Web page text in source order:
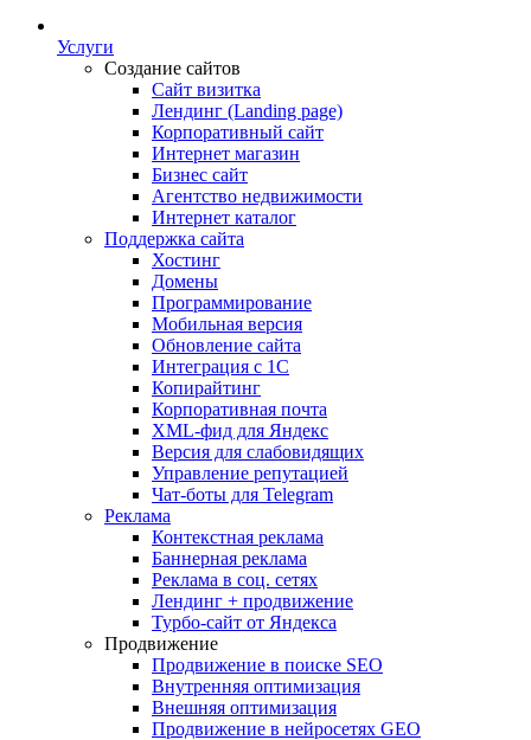
Услуги
Создание сайтов
Сайт визитка
Лендинг (Landing page)
Корпоративный сайт
Интернет магазин
Бизнес сайт
Агентство недвижимости
Интернет каталог
Поддержка сайта
Хостинг
Домены
Программирование
Мобильная версия
Обновление сайта
Интеграция с 1С
Копирайтинг
Корпоративная почта
XML-фид для Яндекс
Версия для слабовидящих
Управление репутацией
Чат-боты для Telegram
Реклама
Контекстная реклама
Баннерная реклама
Реклама в соц. сетях
Лендинг + продвижение
Турбо-сайт от Яндекса
Продвижение
Продвижение в поиске SEO
Внутренняя оптимизация
Внешняя оптимизация
Продвижение в нейросетях GEO